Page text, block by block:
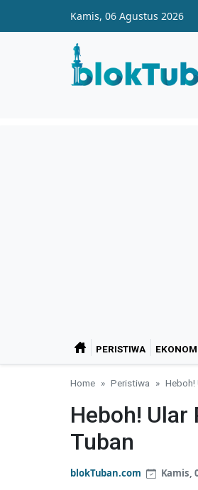
Kamis, 06 Agustus 2026
PERISTIWA
Home Peristiwa Heboh!
Heboh! Ular
Tuban
blokTuban.com Kamis,